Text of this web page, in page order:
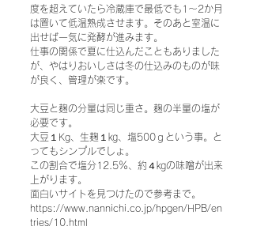
度を超えていたら冷蔵庫で最低でも1～2か月
は置いて低温熟成させます。そのあと室温に
出せば一気に発酵が進みます。
仕事の関係で夏に仕込んだこともありました
が、やはりおいしさは冬の仕込みのものが味
が良く、管理が楽です。
大豆と麹の分量は同じ重さ。麹の半量の塩が
必要です。
大豆１Kg、生麹１㎏、塩500ｇという事。と
ってもシンプルでしょ。
この割合で塩分12.5％、約４㎏の味噌が出来
上がります。
面白いサイトを見つけたので参考まで。
https://www.nannichi.co.jp/hpgen/HPB/en
tries/10.html